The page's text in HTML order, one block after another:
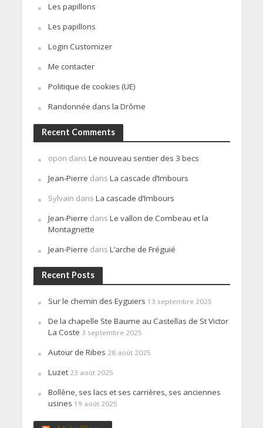
Les papillons
Les papillons
Login Customizer
Me contacter
Politique de cookies (UE)
Randonnée dans la Drôme
Recent Comments
opon dans Le nouveau sentier des 3 becs
Jean-Pierre dans La cascade d’Imbours
Sylvain dans La cascade d’Imbours
Jean-Pierre dans Le vallon de Combeau et la
Montagnette
Jean-Pierre dans L’arche de Fréguié
Recent Posts
Sur le chemin des Eyguiers 13 septembre 2025
De la chapelle Ste Baume au Castellas de St Victor
La Coste 3 septembre 2025
Autour de Ribes 28 août 2025
Luzet 23 août 2025
Bollène, ses lacs et ses carrières, ses anciennes
usines 19 août 2025